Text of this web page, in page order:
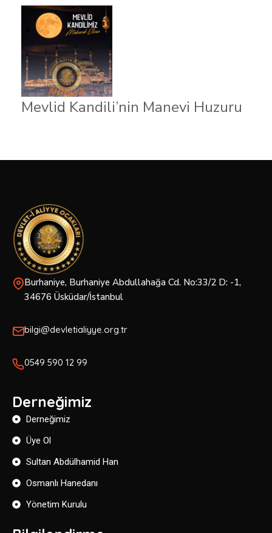
Mevlid Kandili’nin Manevi Huzuru
Burhaniye, Burhaniye Abdullahağa Cd. No:33/2 D: -1,
34676 Üsküdar/İstanbul
bilgi@devletialiyye.org.tr
0549 590 12 99
Derneğimiz
Derneğimiz
Üye Ol
Sultan Abdülhamid Han
Osmanlı Hanedanı
Yönetim Kurulu